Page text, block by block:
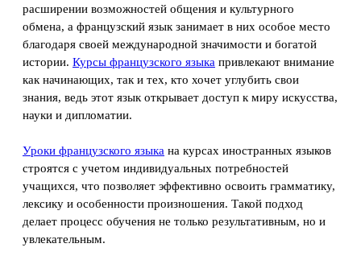
расширении возможностей общения и культурного
обмена, а французский язык занимает в них особое место
благодаря своей международной значимости и богатой
истории. Курсы французского языка привлекают внимание
как начинающих, так и тех, кто хочет углубить свои
знания, ведь этот язык открывает доступ к миру искусства,
науки и дипломатии.
Уроки французского языка на курсах иностранных языков
строятся с учетом индивидуальных потребностей
учащихся, что позволяет эффективно освоить грамматику,
лексику и особенности произношения. Такой подход
делает процесс обучения не только результативным, но и
увлекательным.